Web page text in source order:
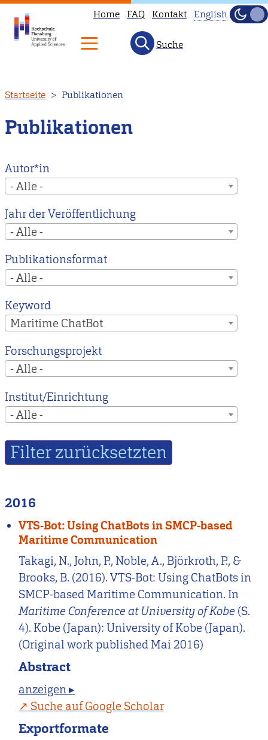
zum
Inhalt
Home FAQ Kontakt
to
our
main
instead.
English
Hell
Suche
Startseite Publikationen
Publikationen
Autor*in
- Alle -
Jahr der Veröffentlichung
- Alle -
Publikationsformat
- Alle -
Keyword
Maritime ChatBot
Forschungsprojekt
- Alle -
Institut/Einrichtung
- Alle -
2016
VTS-Bot: Using ChatBots in SMCP-based
Maritime Communication
Takagi, N., John, P., Noble, A., Björkroth, P., &
Brooks, B. (2016). VTS-Bot: Using ChatBots in
SMCP-based Maritime Communication. In
Maritime Conference at University of Kobe (S.
4). Kobe (Japan): University of Kobe (Japan).
(Original work published Mai 2016)
Abstract
anzeigen ▸
Suche auf Google Scholar
Exportformate